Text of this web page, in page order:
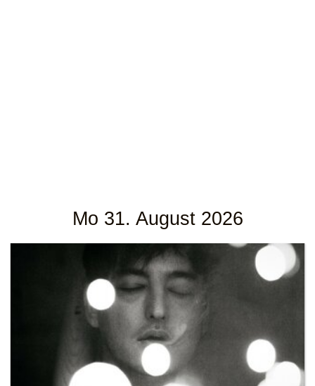
Mo 31. August 2026